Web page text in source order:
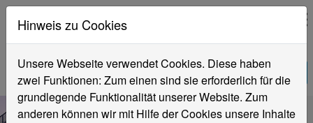
Hinweis zu Cookies
Unsere Webseite verwendet Cookies. Diese haben
zwei Funktionen: Zum einen sind sie erforderlich für die
grundlegende Funktionalität unserer Website. Zum
anderen können wir mit Hilfe der Cookies unsere Inhalte